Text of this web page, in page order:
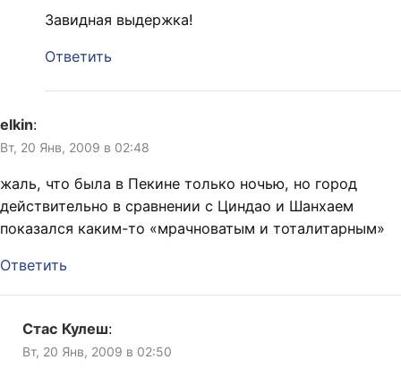
Завидная выдержка!
Ответить
elkin:
Вт, 20 Янв, 2009 в 02:48
жаль, что была в Пекине только ночью, но город
действительно в сравнении с Циндао и Шанхаем
показался каким-то «мрачноватым и тоталитарным»
Ответить
Стас Кулеш:
Вт, 20 Янв, 2009 в 02:50